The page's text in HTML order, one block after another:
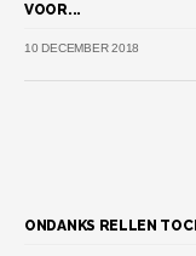
VOOR...
10 DECEMBER 2018
ONDANKS RELLEN